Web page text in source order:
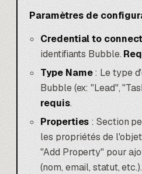
Paramètres de
Credential to
identifiants Bubble.
Type Name: Le type
Bubble (ex: "Lead",
requis.
Properties: Section
les propriétés de
"Add Property" pour
(nom, email, statut,